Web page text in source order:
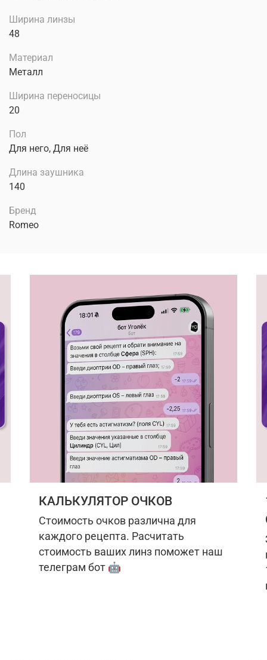
Ширина линзы
48
Материал
Металл
Ширина переносицы
20
Пол
Для него, Для неё
Длина заушника
140
Бренд
Romeo
КАЛЬКУЛЯТОР ОЧКОВ
Стоимость очков различна для
каждого рецепта. Расчитать
стоимость ваших линз поможет наш
телеграм бот 🤖